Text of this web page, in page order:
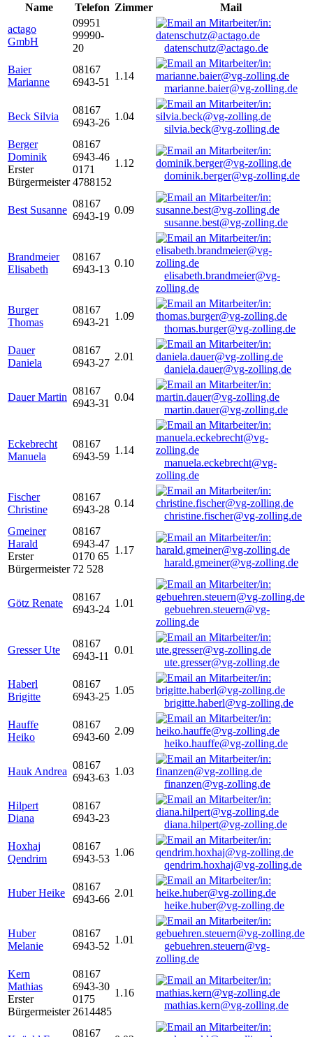
Name
Telefon Zimmer
Mail
actago
GmbH
09951
99990-
20
datenschutz@actago.de
Baier
Marianne
08167
6943-51
1.14
marianne.baier@vg-zolling.de
Beck Silvia
08167
6943-26
1.04
silvia.beck@vg-zolling.de
Berger
Dominik
Erster
Bürgermeister
08167
6943-46
0171
4788152
1.12
dominik.berger@vg-zolling.de
Best Susanne
08167
6943-19
0.09
susanne.best@vg-zolling.de
Brandmeier
Elisabeth
08167
6943-13
0.10
elisabeth.brandmeier@vg-
zolling.de
Burger
Thomas
08167
6943-21
1.09
thomas.burger@vg-zolling.de
Dauer
Daniela
08167
6943-27
2.01
daniela.dauer@vg-zolling.de
Dauer Martin
08167
6943-31
0.04
martin.dauer@vg-zolling.de
Eckebrecht
Manuela
08167
6943-59
1.14
manuela.eckebrecht@vg-
zolling.de
Fischer
Christine
08167
6943-28
0.14
christine.fischer@vg-zolling.de
Gmeiner
Harald
Erster
Bürgermeister
08167
6943-47
0170 65
72 528
1.17
harald.gmeiner@vg-zolling.de
Götz Renate
08167
6943-24
1.01
gebuehren.steuern@vg-
zolling.de
Gresser Ute
08167
6943-11
0.01
ute.gresser@vg-zolling.de
Haberl
Brigitte
08167
6943-25
1.05
brigitte.haberl@vg-zolling.de
Hauffe
Heiko
08167
6943-60
2.09
heiko.hauffe@vg-zolling.de
Hauk Andrea
08167
6943-63
1.03
finanzen@vg-zolling.de
Hilpert
Diana
08167
6943-23
diana.hilpert@vg-zolling.de
Hoxhaj
Qendrim
08167
6943-53
1.06
qendrim.hoxhaj@vg-zolling.de
Huber Heike
08167
6943-66
2.01
heike.huber@vg-zolling.de
Huber
Melanie
08167
6943-52
1.01
gebuehren.steuern@vg-
zolling.de
Kern
Mathias
Erster
Bürgermeister
08167
6943-30
0175
2614485
1.16
mathias.kern@vg-zolling.de
08167